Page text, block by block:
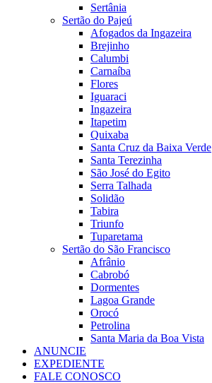
Sertânia
Sertão do Pajeú
Afogados da Ingazeira
Brejinho
Calumbi
Carnaíba
Flores
Iguaraci
Ingazeira
Itapetim
Quixaba
Santa Cruz da Baixa Verde
Santa Terezinha
São José do Egito
Serra Talhada
Solidão
Tabira
Triunfo
Tuparetama
Sertão do São Francisco
Afrânio
Cabrobó
Dormentes
Lagoa Grande
Orocó
Petrolina
Santa Maria da Boa Vista
ANUNCIE
EXPEDIENTE
FALE CONOSCO